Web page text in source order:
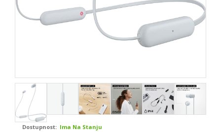
Dostupnost: Ima Na Stanju